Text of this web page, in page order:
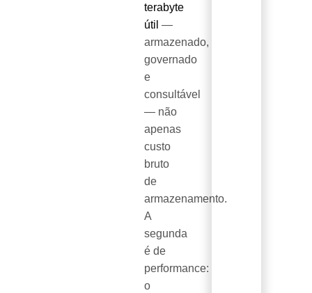
terabyte
útil —
armazenado,
governado
e
consultável
— não
apenas
custo
bruto
de
armazenamento.
A
segunda
é de
performance:
o